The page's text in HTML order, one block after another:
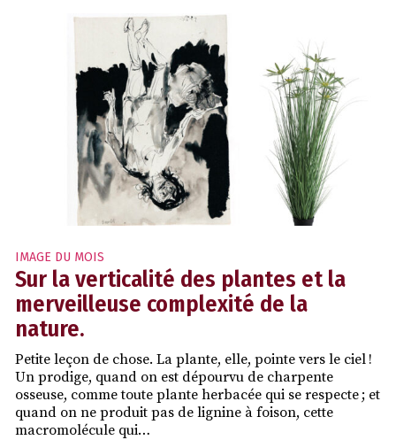
IMAGE DU MOIS
Sur la verticalité des plantes et la
merveilleuse complexité de la
nature.
Petite leçon de chose. La plante, elle, pointe vers le ciel !
Un prodige, quand on est dépourvu de charpente
osseuse, comme toute plante herbacée qui se respecte ; et
quand on ne produit pas de lignine à foison, cette
macromolécule qui…